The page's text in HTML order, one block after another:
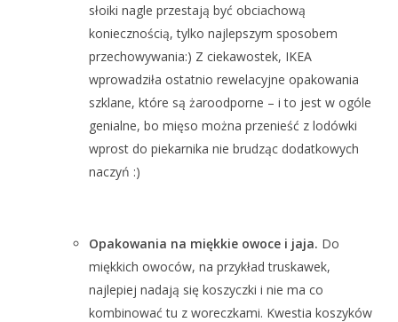
słoiki nagle przestają być obciachową
koniecznością, tylko najlepszym sposobem
przechowywania:) Z ciekawostek, IKEA
wprowadziła ostatnio rewelacyjne opakowania
szklane, które są żaroodporne – i to jest w ogóle
genialne, bo mięso można przenieść z lodówki
wprost do piekarnika nie brudząc dodatkowych
naczyń :)
Opakowania na miękkie owoce i jaja. Do
miękkich owoców, na przykład truskawek,
najlepiej nadają się koszyczki i nie ma co
kombinować tu z woreczkami. Kwestia koszyków